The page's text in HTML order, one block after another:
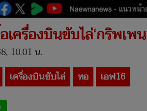
ครื่องบินขับไล่‘กริพเพน
10.01 น.
เครื่องบินขับไล่ ทอ เอฟ16